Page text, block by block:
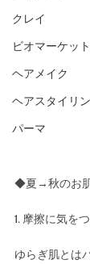
クレイ
ビオマーケット
ヘアメイク
ヘアスタイリ
パーマ
◆夏→秋のお
1. 摩擦に気を
ゆらぎ肌とは